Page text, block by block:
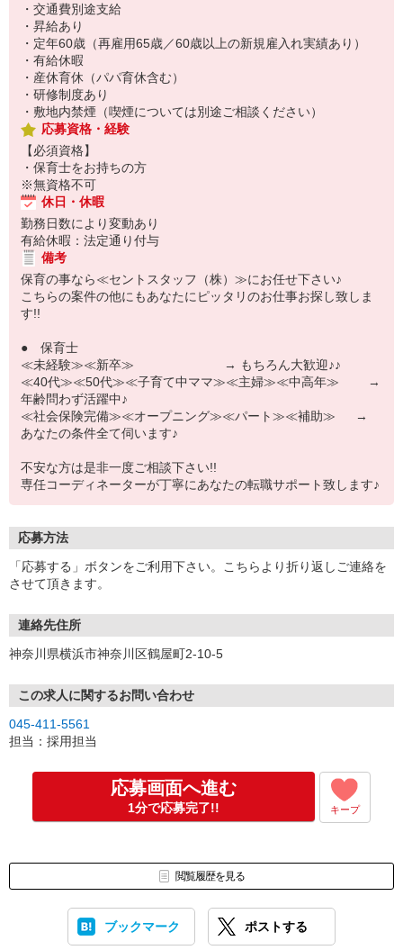
・交通費別途支給
・昇給あり
・定年60歳（再雇用65歳／60歳以上の新規雇入れ実績あり）
・有給休暇
・産休育休（パパ育休含む）
・研修制度あり
・敷地内禁煙（喫煙については別途ご相談ください）
応募資格・経験
【必須資格】
・保育士をお持ちの方
※無資格不可
休日・休暇
勤務日数により変動あり
有給休暇：法定通り付与
備考
保育の事なら≪セントスタッフ（株）≫にお任せ下さい♪
こちらの案件の他にもあなたにピッタリのお仕事お探し致しま
す!!
● 保育士
≪未経験≫≪新卒≫ → もちろん大歓迎♪♪
≪40代≫≪50代≫≪子育て中ママ≫≪主婦≫≪中高年≫ →
年齢問わず活躍中♪
≪社会保険完備≫≪オープニング≫≪パート≫≪補助≫ →
あなたの条件全て伺います♪
不安な方は是非一度ご相談下さい!!
専任コーディネーターが丁寧にあなたの転職サポート致します♪
応募方法
「応募する」ボタンをご利用下さい。こちらより折り返しご連絡を
させて頂きます。
連絡先住所
神奈川県横浜市神奈川区鶴屋町2-10-5
この求人に関するお問い合わせ
045-411-5561
担当：採用担当
応募画面へ進む
1分で応募完了!! キープ
閲覧履歴を見る
ブックマーク ポストする